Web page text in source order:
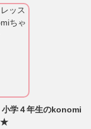
小学４年生のkonomi